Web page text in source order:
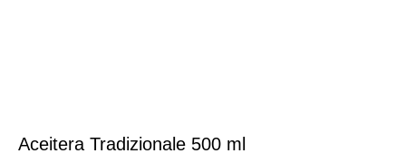
Aceitera Tradizionale 500 ml